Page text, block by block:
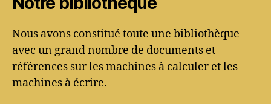
Nous avons constitué toute une bibliothèque
avec un grand nombre de documents et
références sur les machines à calculer et les
machines à écrire.